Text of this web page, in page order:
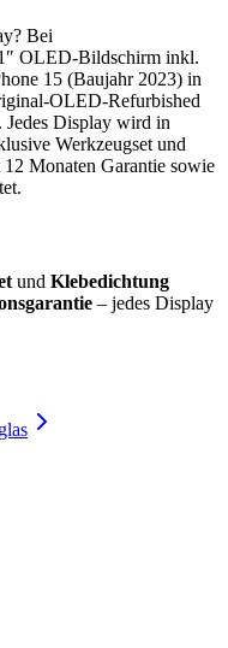
Bei
OLED-Bildschirm inkl.
15 (Baujahr 2023) in
OLED-Refurbished
Jedes Display wird in
Werkzeugset und
Monaten Garantie sowie
und Klebedichtung
– jedes Display